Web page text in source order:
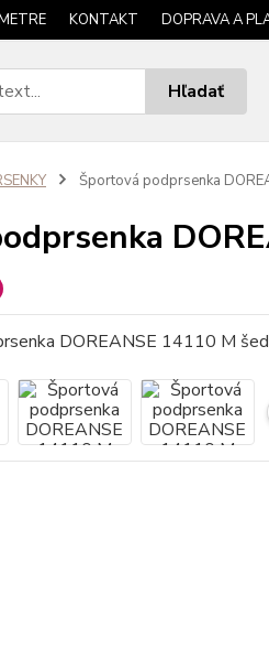
KONTAKT DOPRAVA A
Hľadať
Športová podprsenka